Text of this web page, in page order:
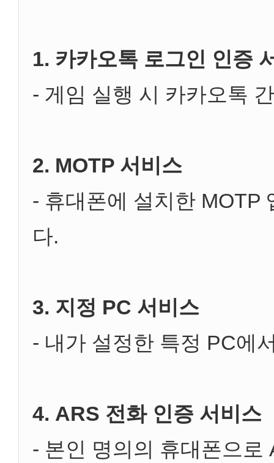
1. 카카오톡 로그인 인증
- 게임 실행 시 카카오톡
2. MOTP 서비스
- 휴대폰에 설치한 MOTP
다.
3. 지정 PC 서비스
- 내가 설정한 특정 PC에
4. ARS 전화 인증 서비스
- 본인 명의의 휴대폰으로